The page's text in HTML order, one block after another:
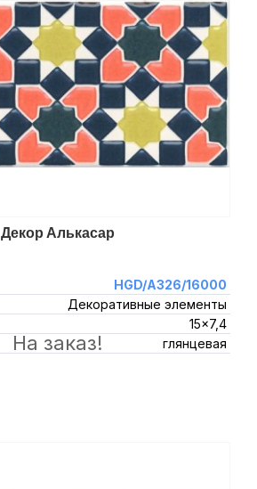
Декор Алькасар
HGD/A326/16000
Декоративные элементы
15x7,4
глянцевая
На заказ!